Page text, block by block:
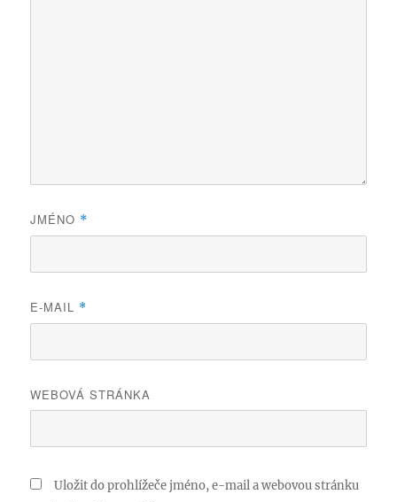
JMÉNO *
E-MAIL *
WEBOVÁ STRÁNKA
Uložit do prohlížeče jméno, e-mail a webovou stránku